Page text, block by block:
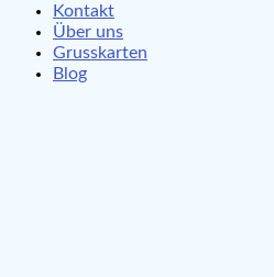
Kontakt
Über uns
Grusskarten
Blog